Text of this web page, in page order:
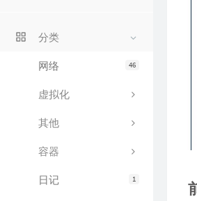
分类
46
网络
虚拟化
其他
容器
1
日记